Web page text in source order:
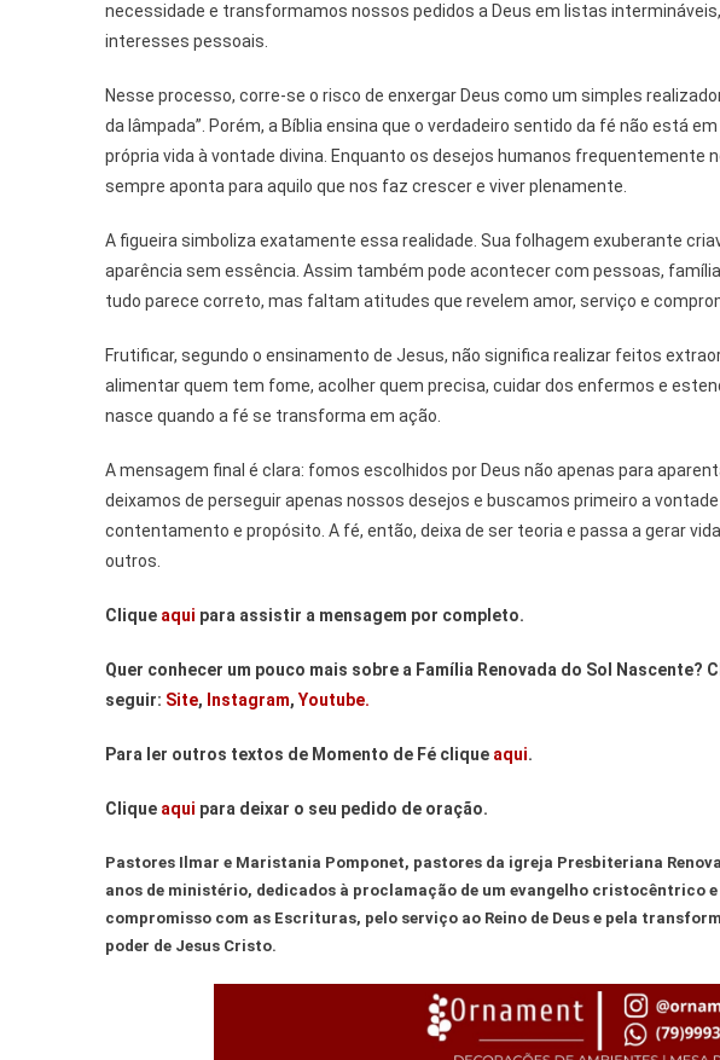
necessidade e transformamos nossos pedidos a Deus em listas
interesses pessoais.
Nesse processo, corre-se o risco de enxergar Deus como um simples
da lâmpada”. Porém, a Bíblia ensina que o verdadeiro sentido da fé não está
própria vida à vontade divina. Enquanto os desejos humanos frequentemente
sempre aponta para aquilo que nos faz crescer e viver plenamente.
A figueira simboliza exatamente essa realidade. Sua folhagem exuberante
aparência sem essência. Assim também pode acontecer com pessoas,
tudo parece correto, mas faltam atitudes que revelem amor, serviço e
Frutificar, segundo o ensinamento de Jesus, não significa realizar feitos
alimentar quem tem fome, acolher quem precisa, cuidar dos enfermos e
nasce quando a fé se transforma em ação.
A mensagem final é clara: fomos escolhidos por Deus não apenas para
deixamos de perseguir apenas nossos desejos e buscamos primeiro a
contentamento e propósito. A fé, então, deixa de ser teoria e passa a gerar
outros.
Clique aqui para assistir a mensagem por completo.
Quer conhecer um pouco mais sobre a Família Renovada do Sol Nascente?
seguir: Site, Instagram, Youtube.
Para ler outros textos de Momento de Fé clique aqui.
Clique aqui para deixar o seu pedido de oração.
Pastores Ilmar e Maristania Pomponet, pastores da igreja Presbiteriana
anos de ministério, dedicados à proclamação de um evangelho cristocêntrico
compromisso com as Escrituras, pelo serviço ao Reino de Deus e pela
poder de Jesus Cristo.